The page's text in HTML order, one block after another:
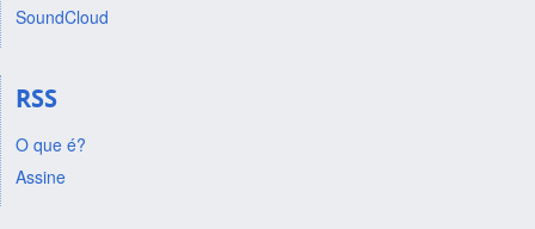
SoundCloud
RSS
O que é?
Assine